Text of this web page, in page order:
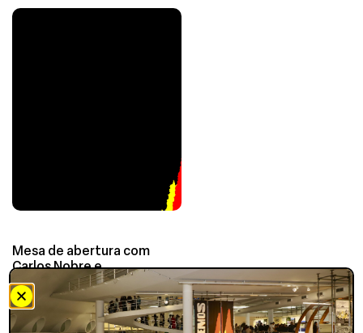
Mesa de abertura com
Carlos Nobre e
organizadores do Fórum SP
25